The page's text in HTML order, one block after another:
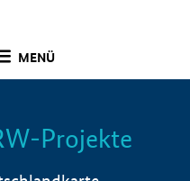
MENÜ
Info
Projekte